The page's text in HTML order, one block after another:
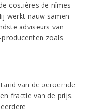
costières de nîmes
werkt nauw samen
adviseurs van
zoals
van de beroemde
fractie van de prijs.